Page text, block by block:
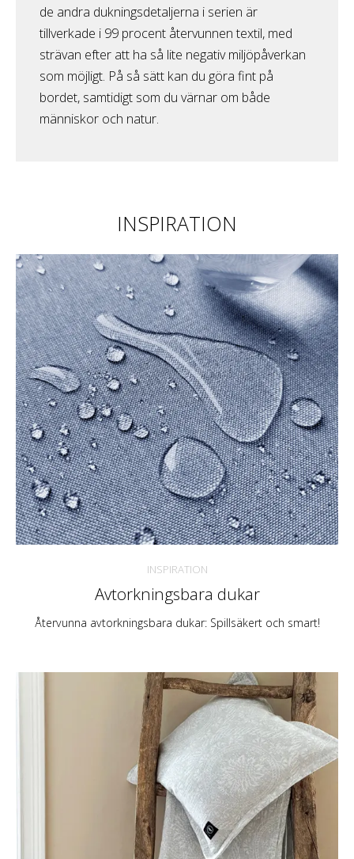
de andra dukningsdetaljerna i serien är
tillverkade i 99 procent återvunnen textil, med
strävan efter att ha så lite negativ miljöpåverkan
som möjligt. På så sätt kan du göra fint på
bordet, samtidigt som du värnar om både
människor och natur.
INSPIRATION
INSPIRATION
Avtorkningsbara dukar
Återvunna avtorkningsbara dukar: Spillsäkert och smart!